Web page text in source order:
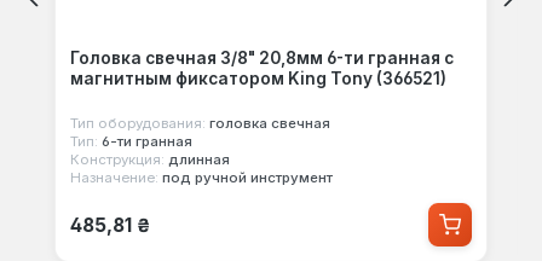
Головка свечная 3/8" 20,8мм 6-ти гранная с
магнитным фиксатором King Tony (366521)
Тип оборудования: головка свечная
Тип: 6-ти гранная
Конструкция: длинная
Назначение: под ручной инструмент
Обычная цена:
485,81 ₴